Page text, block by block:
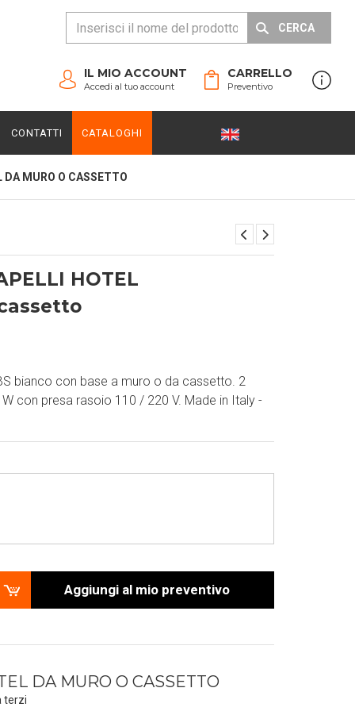
CERCA
CARRELLO
Preventivo
IL MIO ACCOUNT
Accedi al tuo account
CONTATTI CATALOGHI
MURO O CASSETTO
HOTEL
bianco con base a muro o da cassetto. 2
con presa rasoio 110 / 220 V. Made in Italy -
Aggiungi al mio preventivo
DA MURO O CASSETTO
terzi